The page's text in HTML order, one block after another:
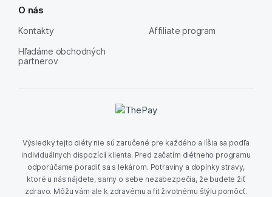
O nás
Kontakty
Hľadáme obchodných
partnerov
Affiliate program
Výsledky tejto diéty nie sú zaručené pre každého a líšia sa podľa
individuálnych dispozícií klienta. Pred začatím diétneho programu
odporúčame poradiť sa s lekárom. Potraviny a doplnky stravy,
ktoré u nás nájdete, samy o sebe nezabezpečia, že budete žiť
zdravo. Môžu vám ale k zdravému a fit životnému štýlu pomôcť.